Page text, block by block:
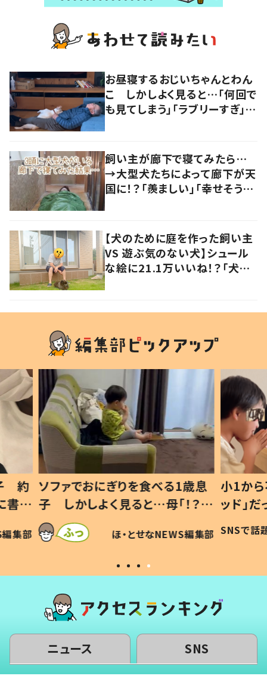
お昼寝するおじいちゃんとわん
こ しかしよく見ると…「何回で
も見てしまう」「ラブリーすぎ」の
飼い主が廊下で寝てみたら…
→大型犬たちによって廊下が天
国に！？「羨ましい」「幸せそう」
【犬のために庭を作った飼い主
VS 遊ぶ気のない犬】シュール
な絵に21.1万いいね！？「犬の
歳息
？」
編集部
小1から不登校、息子は「ギフテ
ッド」だった 父が“ウチ給食”を
作り続ける理由とは #令和の親
#令和の子
SNSで話題 ほ・とせなNEWS編集部
ひ孫
が、抱
「涙
い」
ニュース SNS